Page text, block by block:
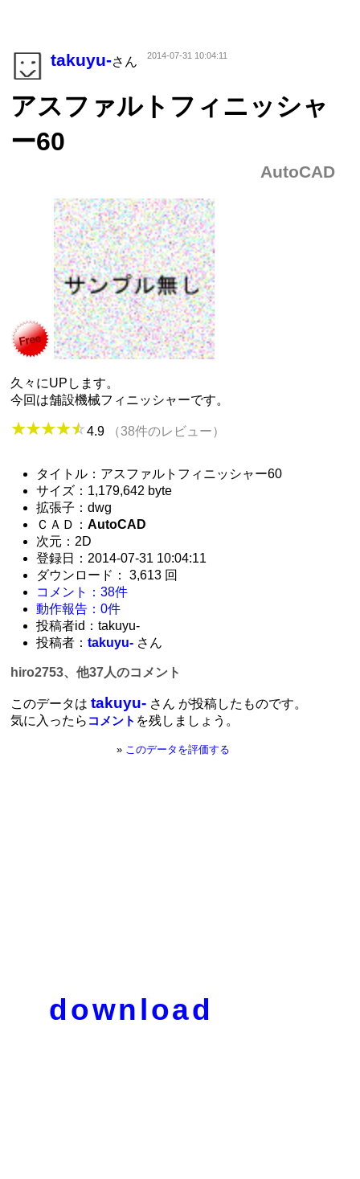
takuyu-さん 2014-07-31 10:04:11
アスファルトフィニッシャ
ー60
AutoCAD
久々にUPします。
今回は舗設機械フィニッシャーです。
4.9 （38件のレビュー）
タイトル：アスファルトフィニッシャー60
サイズ：1,179,642 byte
拡張子：dwg
ＣＡＤ：AutoCAD
次元：2D
登録日：2014-07-31 10:04:11
ダウンロード： 3,613 回
コメント：38件
動作報告：0件
投稿者id：takuyu-
投稿者：takuyu- さん
hiro2753、他37人のコメント
このデータはtakuyu- さん が投稿したものです。
気に入ったら コメント を残しましょう。
» このデータを評価する
download